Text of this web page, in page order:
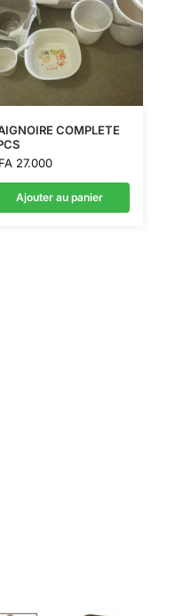
COMPLETE
27.000
Ajouter au panier